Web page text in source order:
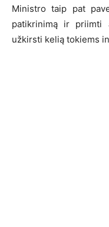
Ministro taip pat
patikrinimą ir priimti
užkirsti kelią tokiems